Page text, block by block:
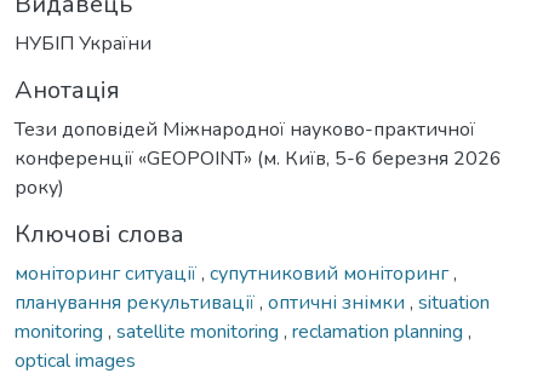
НУБІП України
Анотація
Тези доповідей Міжнародної науково-практичної
конференції «GEOPOINT» (м. Київ, 5-6 березня 2026
року)
Ключові слова
моніторинг ситуації, супутниковий моніторинг,
планування рекультивації, оптичні знімки , situation
monitoring , satellite monitoring , reclamation planning ,
optical images